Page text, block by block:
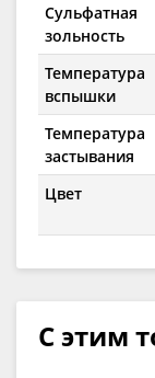
Сульфатная
зольность
Температура
вспышки
Температура
застывания
Цвет
С этим